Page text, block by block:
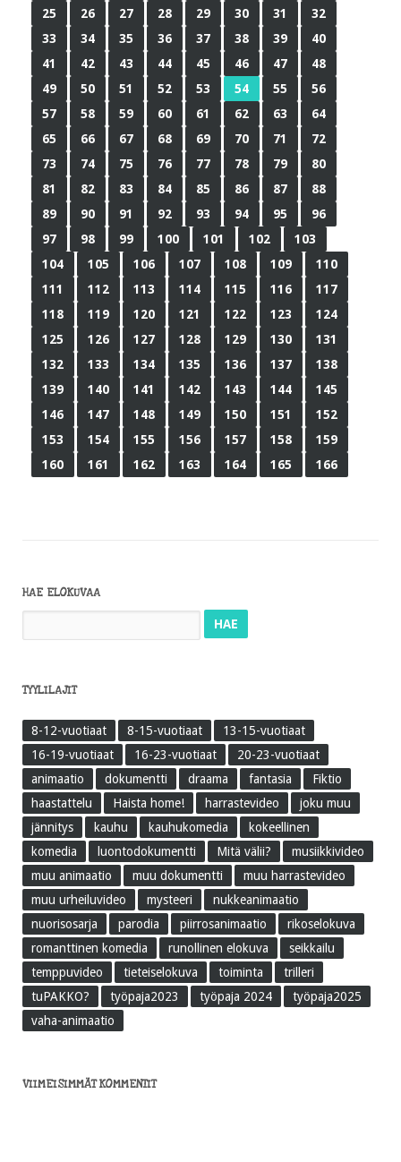
25
26 27 28 29 30 31
32
33
34 35 36 37 38 39
40
41
42 43 44 45 46 47
48
49
50 51 52 53 54 55
56
57
58 59 60 61 62 63
64
65
66 67 68 69 70 71
72
73
74 75 76 77 78 79
80
81
82 83 84 85 86 87
88
89
90 91 92 93 94 95
96
97
98 99 100 101 102
103
104
105 106 107 108 109
110
111
112 113 114 115 116
117
118
119 120 121 122 123
124
125
126 127 128 129 130
131
132
133 134 135 136 137
138
139
140 141 142 143 144
145
146
147 148 149 150 151
152
153
154 155 156 157 158
159
160
161 162 163 164 165 166
HAE ELOKUVAA
TYYLILAJIT
8-12-vuotiaat 8-15-vuotiaat
13-15-vuotiaat
16-19-vuotiaat
16-23-vuotiaat
20-23-vuotiaat
animaatio
dokumentti draama fantasia
Fiktio
haastattelu
Haista home! harrastevideo
joku muu
jännitys
kauhu kauhukomedia
kokeellinen
komedia
luontodokumentti Mitä välii?
musiikkivideo
muu animaatio
muu dokumentti
muu harrastevideo
muu urheiluvideo
mysteeri
nukkeanimaatio
nuorisosarja
parodia piirrosanimaatio
rikoselokuva
romanttinen komedia
runollinen elokuva
seikkailu
temppuvideo
tieteiselokuva toiminta
trilleri
tuPAKKO?
työpaja2023 työpaja 2024
työpaja2025
vaha-animaatio
VIIMEISIMMÄT KOMMENTIT